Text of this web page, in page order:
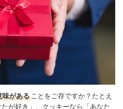
リス
ちきな粉シュー
｜フィナンシェ 詰め合わ
むミルフィユ詰合せ
フト缶ケースVer）
んコ｜ad-sweets-5390
｜nama-chocolate-24-1
イフルーツ お試し食べ比べセット
味がある ことをご存ですか？たとえ
が好き」、クッキーなら「あなた